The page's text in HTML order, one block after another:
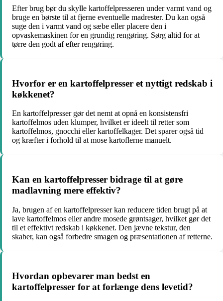
Efter brug bør du skylle kartoffelpresseren under varmt vand og
bruge en børste til at fjerne eventuelle madrester. Du kan også
suge den i varmt vand og sæbe eller placere den i
opvaskemaskinen for en grundig rengøring. Sørg altid for at
tørre den godt af efter rengøring.
Hvorfor er en kartoffelpresser et nyttigt redskab i
køkkenet?
En kartoffelpresser gør det nemt at opnå en konsistensfri
kartoffelmos uden klumper, hvilket er ideelt til retter som
kartoffelmos, gnocchi eller kartoffelkager. Det sparer også tid
og kræfter i forhold til at mose kartoflerne manuelt.
Kan en kartoffelpresser bidrage til at gøre
madlavning mere effektiv?
Ja, brugen af en kartoffelpresser kan reducere tiden brugt på at
lave kartoffelmos eller andre mosede grøntsager, hvilket gør det
til et effektivt redskab i køkkenet. Den jævne tekstur, den
skaber, kan også forbedre smagen og præsentationen af retterne.
Hvordan opbevarer man bedst en
kartoffelpresser for at forlænge dens levetid?